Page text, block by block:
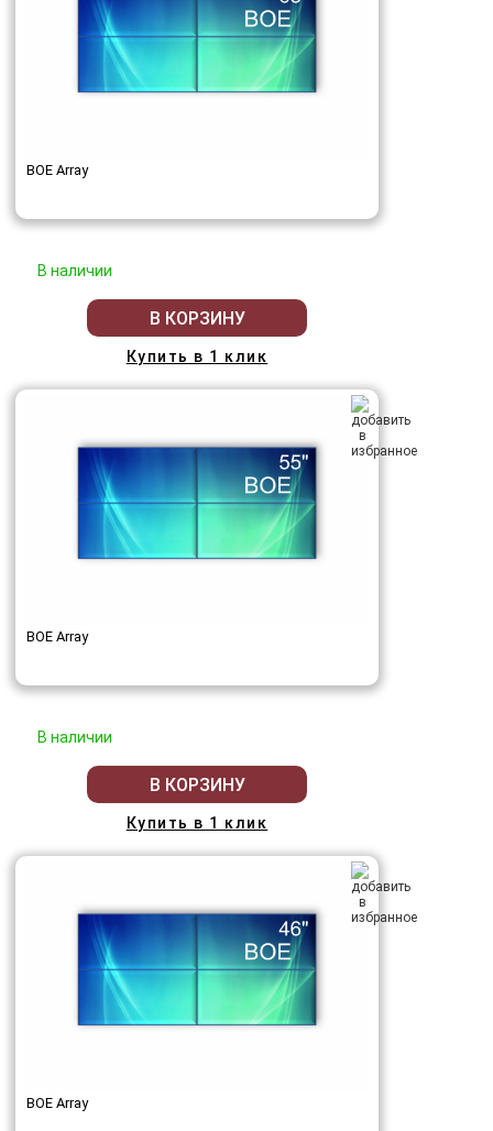
BOE Array
В наличии
В КОРЗИНУ
Купить в 1 клик
BOE Array
В наличии
В КОРЗИНУ
Купить в 1 клик
BOE Array